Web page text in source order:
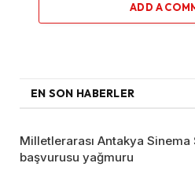
ADD A
EN SON HABERLER
Milletlerarası Antakya Sinema
başvurusu yağmuru